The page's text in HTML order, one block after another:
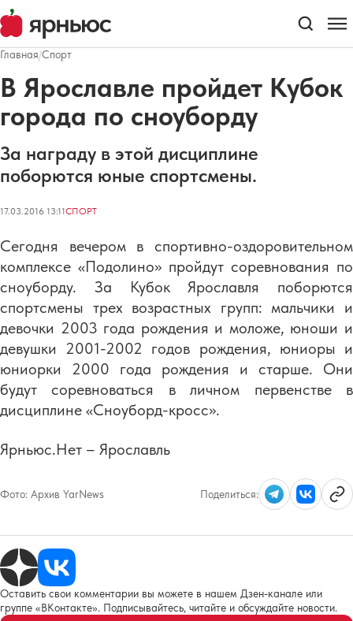
Главная/Спорт
В Ярославле пройдет Кубок
города по сноуборду
За награду в этой дисциплине
поборются юные спортсмены.
17.03.2016 13:11СПОРТ
Сегодня вечером в спортивно-оздоровительном
комплексе «Подолино» пройдут соревнования по
сноуборду. За Кубок Ярославля поборются
спортсмены трех возрастных групп: мальчики и
девочки 2003 года рождения и моложе, юноши и
девушки 2001-2002 годов рождения, юниоры и
юниорки 2000 года рождения и старше. Они
будут соревноваться в личном первенстве в
дисциплине «Сноуборд-кросс».
Ярньюс.Нет – Ярославль
Фото: Архив YarNews Поделиться:
Оставить свои комментарии вы можете в нашем Дзен-канале или
группе «ВКонтакте». Подписывайтесь, читайте и обсуждайте новости.